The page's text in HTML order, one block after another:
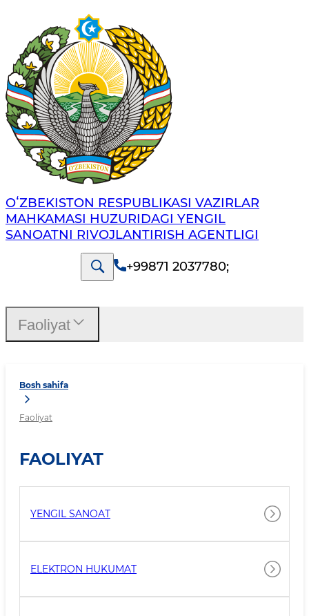
OʻZBEKISTON RESPUBLIKASI VAZIRLAR
MAHKAMASI HUZURIDAGI YENGIL
SANOATNI RIVOJLANTIRISH AGENTLIGI
+99871 2037780;
Bosh sahifa
Faoliyat
FAOLIYAT
YENGIL SANOAT
ELEKTRON HUKUMAT
Faoliyat